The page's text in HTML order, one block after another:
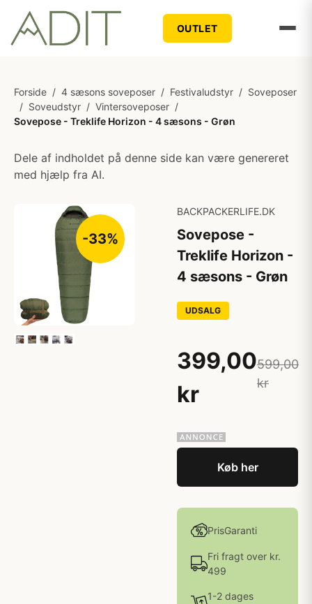
OUTLET
Forside / 4 sæsons soveposer / Festivaludstyr / Soveposer
/ Soveudstyr / Vintersoveposer /
Sovepose - Treklife Horizon - 4 sæsons - Grøn
Dele af indholdet på denne side kan være genereret
med hjælp fra AI.
-33%
BACKPACKERLIFE.DK
Sovepose -
Treklife Horizon -
4 sæsons - Grøn
UDSALG
399,00
kr
599,00
kr
Køb her
PrisGaranti
Fri fragt over kr.
499
1-2 dages